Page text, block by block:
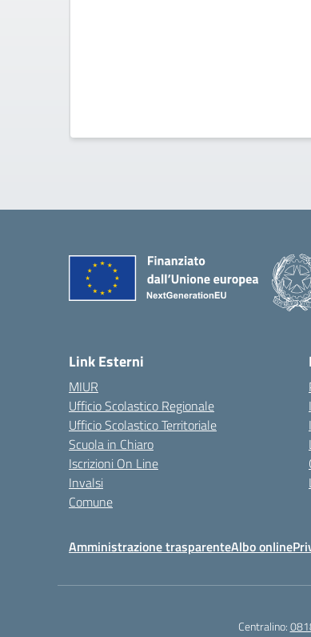
Link Esterni
MIUR
Ufficio Scolastico Regionale
Ufficio Scolastico Territoriale
Scuola in Chiaro
Iscrizioni On Line
Invalsi
Comune
Amministrazione trasparenteAlbo online
Centralino: